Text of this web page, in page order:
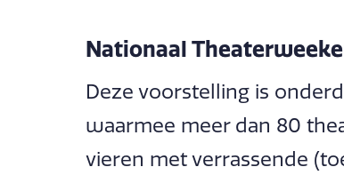
Nationaal
Deze voorstelling is
waarmee meer dan 80
vieren met verrassende